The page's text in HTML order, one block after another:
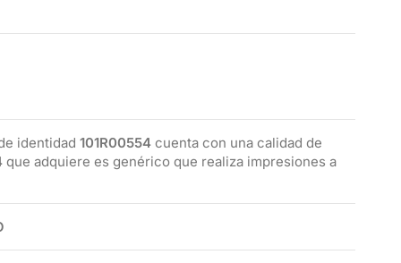
identidad 101R00554 cuenta con una calidad de
que adquiere es genérico que realiza impresiones a